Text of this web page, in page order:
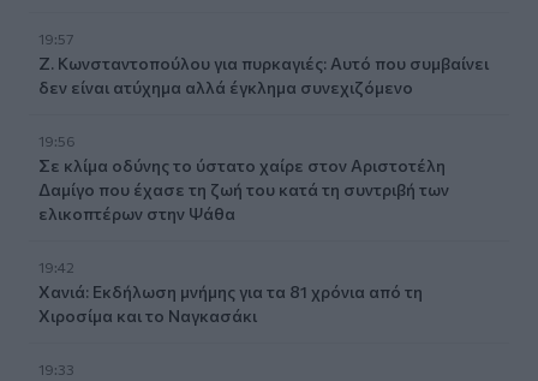
19:57
Ζ. Κωνσταντοπούλου για πυρκαγιές: Αυτό που συμβαίνει
δεν είναι ατύχημα αλλά έγκλημα συνεχιζόμενο
19:56
Σε κλίμα οδύνης το ύστατο χαίρε στον Αριστοτέλη
Δαμίγο που έχασε τη ζωή του κατά τη συντριβή των
ελικοπτέρων στην Ψάθα
19:42
Χανιά: Εκδήλωση μνήμης για τα 81 χρόνια από τη
Χιροσίμα και το Ναγκασάκι
19:33